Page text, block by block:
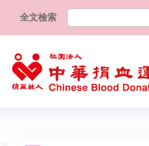
全文檢索